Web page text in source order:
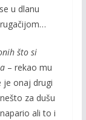
u dlanu
što si
– rekao mu
je onaj drugi
za dušu
ali to i